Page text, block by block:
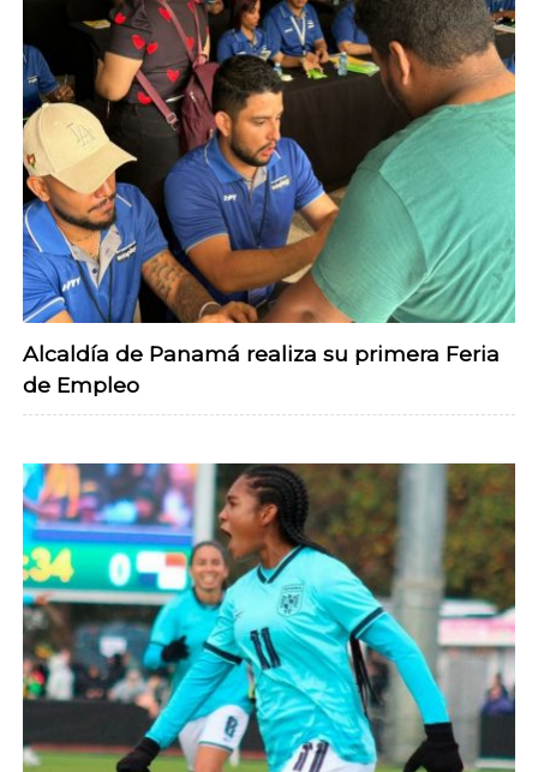
Alcaldía de Panamá realiza su primera Feria
de Empleo